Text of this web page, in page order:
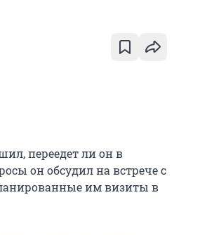
переедет ли он в
он обсудил на встрече с
им визиты в